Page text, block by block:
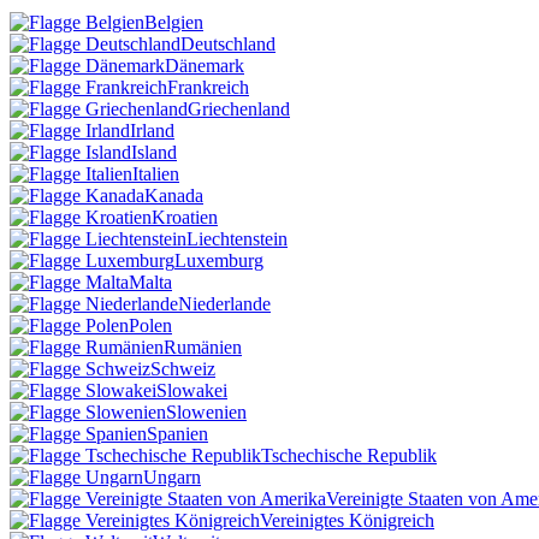
Belgien
Deutschland
Dänemark
Frankreich
Griechenland
Irland
Island
Italien
Kanada
Kroatien
Liechtenstein
Luxemburg
Malta
Niederlande
Polen
Rumänien
Schweiz
Slowakei
Slowenien
Spanien
Tschechische Republik
Ungarn
Vereinigte Staaten von
Vereinigtes Königreich